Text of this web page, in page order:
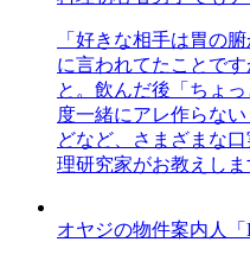
「好きな相手は胃の
に言われてたことで
と。飲んだ後「ちょ
度一緒にアレ作らな
どなど、さまざまな
理研究家がお教えしま
オヤジの物件案内人「